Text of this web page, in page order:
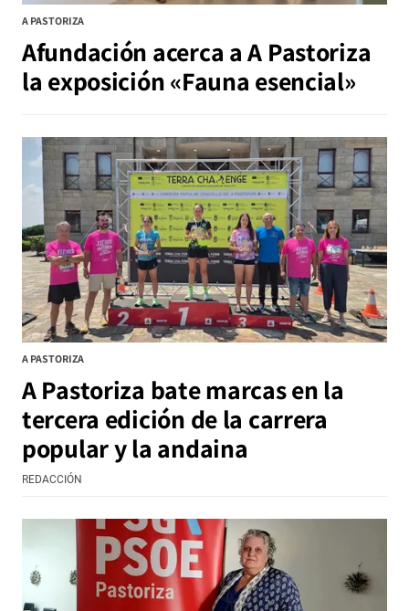
A PASTORIZA
Afundación acerca a A Pastoriza
la exposición «Fauna esencial»
A PASTORIZA
A Pastoriza bate marcas en la
tercera edición de la carrera
popular y la andaina
REDACCIÓN